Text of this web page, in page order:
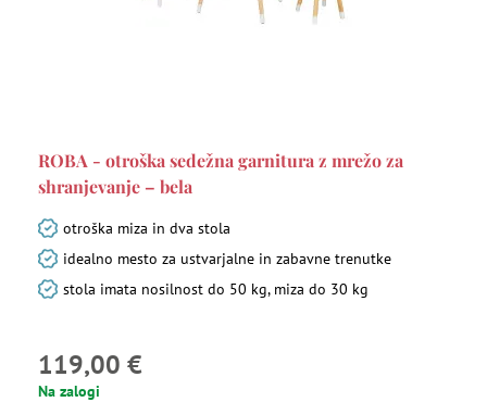
ROBA - otroška sedežna garnitura z mrežo za
shranjevanje – bela
otroška miza in dva stola
idealno mesto za ustvarjalne in zabavne trenutke
stola imata nosilnost do 50 kg, miza do 30 kg
119,00 €
Na zalogi